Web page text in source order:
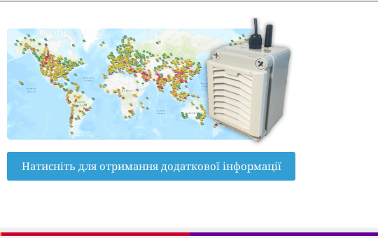
Натисніть для отримання додаткової інформації